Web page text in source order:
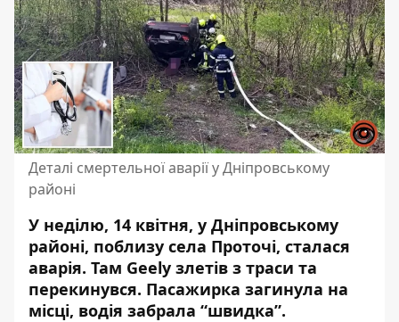
Деталі смертельної аварії у Дніпровському
районі
У неділю, 14 квітня, у Дніпровському
районі, поблизу села Проточі, сталася
аварія. Там Geely злетів з траси та
перекинувся. Пасажирка загинула на
місці, водія забрала “швидка”.